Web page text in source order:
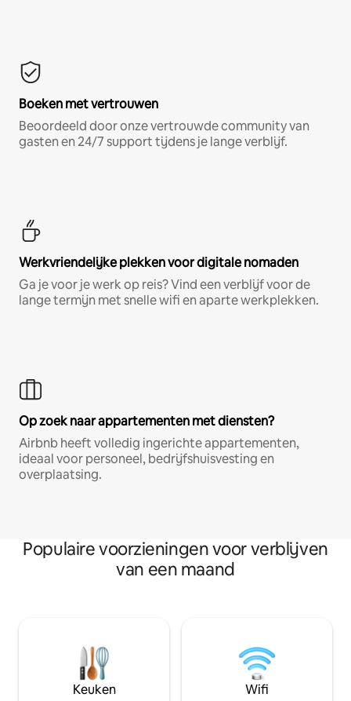
Boeken met vertrouwen
Beoordeeld door onze vertrouwde community van
gasten en 24/7 support tijdens je lange verblijf.
Werkvriendelijke plekken voor digitale nomaden
Ga je voor je werk op reis? Vind een verblijf voor de
lange termijn met snelle wifi en aparte werkplekken.
Op zoek naar appartementen met diensten?
Airbnb heeft volledig ingerichte appartementen,
ideaal voor personeel, bedrijfshuisvesting en
overplaatsing.
Populaire voorzieningen voor verblijven
van een maand
Keuken Wifi